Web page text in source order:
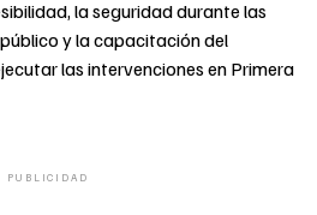
la seguridad durante las
y la capacitación del
las intervenciones en Primera
PUBLICIDAD